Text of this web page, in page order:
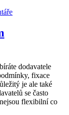
dodavatele
fixace
je ale také
se často
flexibilní co